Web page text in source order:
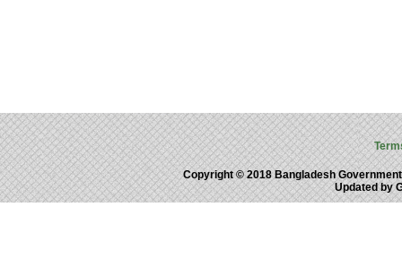
Copyright © 2018 Bangladesh
Updated by